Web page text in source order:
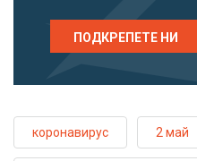
ПОДКРЕПЕТЕ НИ
коронавирус 2 май